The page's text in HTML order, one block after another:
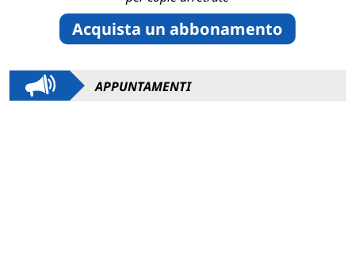
Acquista un abbonamento
APPUNTAMENTI